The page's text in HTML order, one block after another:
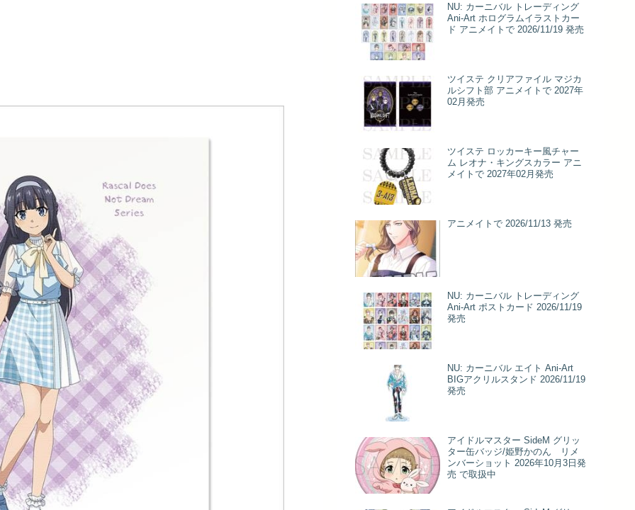
NU: カーニバル トレーディング
Ani-Art ホログラムイラストカー
ド アニメイトで 2026/11/19 発売
ツイステ クリアファイル マジカ
ルシフト部 アニメイトで 2027年
02月発売
ツイステ ロッカーキー風チャー
ム レオナ・キングスカラー アニ
メイトで 2027年02月発売
アニメイトで 2026/11/13 発売
NU: カーニバル トレーディング
Ani-Art ポストカード 2026/11/19
発売
NU: カーニバル エイト Ani-Art
BIGアクリルスタンド 2026/11/19
発売
アイドルマスター SideM グリッ
ター缶バッジ/姫野かのん リメ
ンバーショット 2026年10月3日発
売 で取扱中